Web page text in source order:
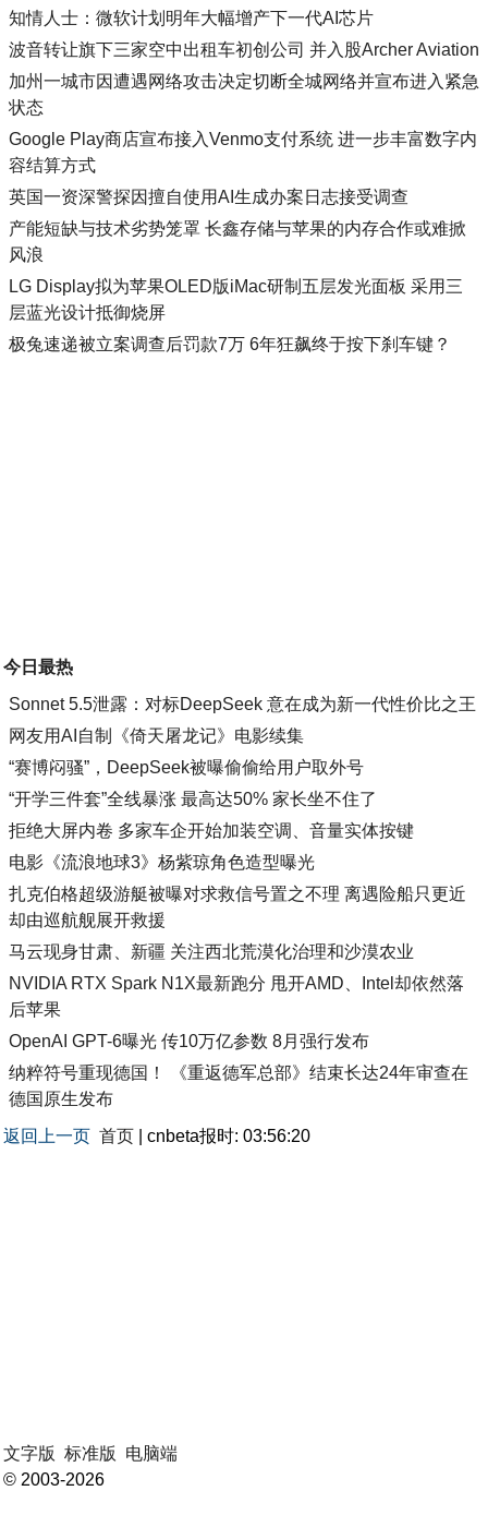
知情人士：微软计划明年大幅增产下一代AI芯片
波音转让旗下三家空中出租车初创公司 并入股Archer Aviation
加州一城市因遭遇网络攻击决定切断全城网络并宣布进入紧急
状态
Google Play商店宣布接入Venmo支付系统 进一步丰富数字内
容结算方式
英国一资深警探因擅自使用AI生成办案日志接受调查
产能短缺与技术劣势笼罩 长鑫存储与苹果的内存合作或难掀
风浪
LG Display拟为苹果OLED版iMac研制五层发光面板 采用三
层蓝光设计抵御烧屏
极兔速递被立案调查后罚款7万 6年狂飙终于按下刹车键？
今日最热
Sonnet 5.5泄露：对标DeepSeek 意在成为新一代性价比之王
网友用AI自制《倚天屠龙记》电影续集
“赛博闷骚”，DeepSeek被曝偷偷给用户取外号
“开学三件套”全线暴涨 最高达50% 家长坐不住了
拒绝大屏内卷 多家车企开始加装空调、音量实体按键
电影《流浪地球3》杨紫琼角色造型曝光
扎克伯格超级游艇被曝对求救信号置之不理 离遇险船只更近
却由巡航舰展开救援
马云现身甘肃、新疆 关注西北荒漠化治理和沙漠农业
NVIDIA RTX Spark N1X最新跑分 甩开AMD、Intel却依然落
后苹果
OpenAI GPT-6曝光 传10万亿参数 8月强行发布
纳粹符号重现德国！ 《重返德军总部》结束长达24年审查在
德国原生发布
返回上一页 首页 | cnbeta报时: 03:56:20
文字版 标准版
电脑端
© 2003-2026